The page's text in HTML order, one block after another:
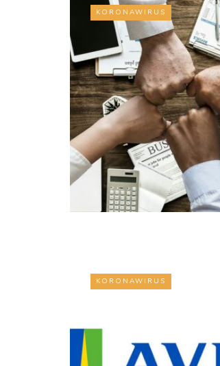
KORONAWIRUS
KORONAWIRUS